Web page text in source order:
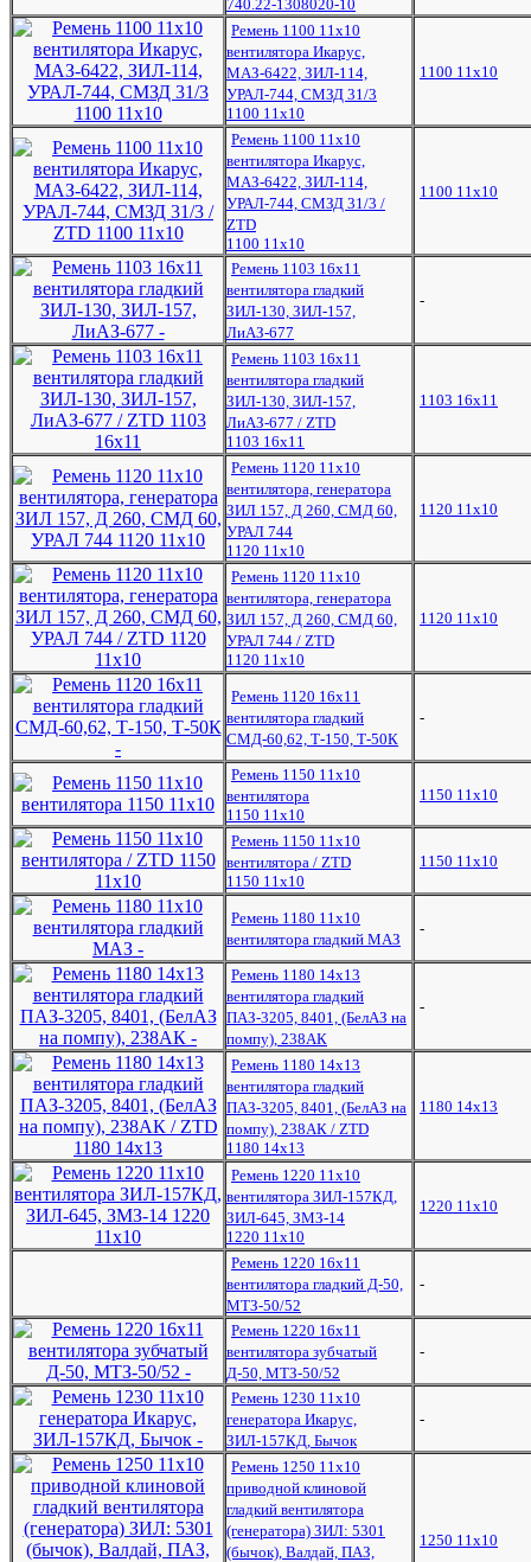
740.22-1308020-10
Ремень 1100 11x10
вентилятора Икарус,
МАЗ-6422, ЗИЛ-114,
УРАЛ-744, СМЗД 31/3
1100 11x10
1100 11x10
Ремень 1100 11x10
вентилятора Икарус,
МАЗ-6422, ЗИЛ-114,
УРАЛ-744, СМЗД 31/3 /
ZTD
1100 11x10
1100 11x10
Ремень 1103 16х11
вентилятора гладкий
ЗИЛ-130, ЗИЛ-157,
ЛиАЗ-677
-
Ремень 1103 16х11
вентилятора гладкий
ЗИЛ-130, ЗИЛ-157,
ЛиАЗ-677 / ZTD
1103 16х11
1103 16х11
Ремень 1120 11x10
вентилятора, генератора
ЗИЛ 157, Д 260, СМД 60,
УРАЛ 744
1120 11x10
1120 11x10
Ремень 1120 11x10
вентилятора, генератора
ЗИЛ 157, Д 260, СМД 60,
УРАЛ 744 / ZTD
1120 11x10
1120 11x10
Ремень 1120 16x11
вентилятора гладкий
СМД-60,62, Т-150, Т-50К
-
Ремень 1150 11x10
вентилятора
1150 11x10
1150 11x10
Ремень 1150 11x10
вентилятора / ZTD
1150 11x10
1150 11x10
Ремень 1180 11х10
вентилятора гладкий МАЗ
-
Ремень 1180 14х13
вентилятора гладкий
ПАЗ-3205, 8401, (БелАЗ на
помпу), 238АК
-
Ремень 1180 14х13
вентилятора гладкий
ПАЗ-3205, 8401, (БелАЗ на
помпу), 238АК / ZTD
1180 14х13
1180 14х13
Ремень 1220 11x10
вентилятора ЗИЛ-157КД,
ЗИЛ-645, ЗМЗ-14
1220 11x10
1220 11x10
Ремень 1220 16x11
вентилятора гладкий Д-50,
МТЗ-50/52
-
Ремень 1220 16x11
вентилятора зубчатый
Д-50, МТЗ-50/52
-
Ремень 1230 11х10
генератора Икарус,
ЗИЛ-157КД, Бычок
-
Ремень 1250 11х10
приводной клиновой
гладкий вентилятора
(генератора) ЗИЛ: 5301
(бычок), Валдай, ПАЗ,
1250 11х10